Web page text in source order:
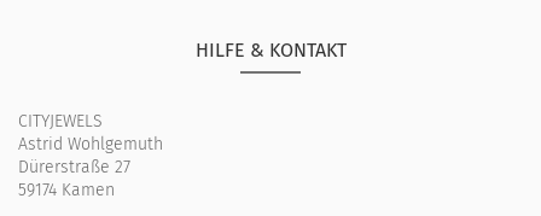
HILFE & KONTAKT
CITYJEWELS
Astrid Wohlgemuth
Dürerstraße 27
59174 Kamen